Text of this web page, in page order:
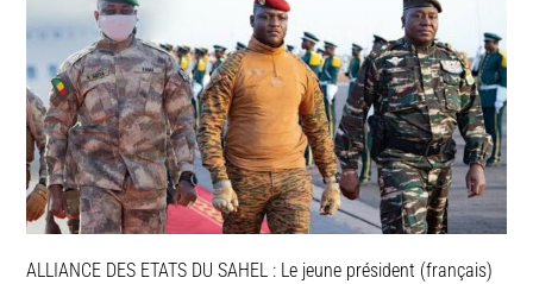
ALLIANCE DES ETATS DU SAHEL : Le jeune président (français)